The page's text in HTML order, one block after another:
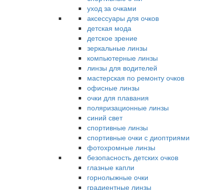
уход за очками
аксессуары для очков
детская мода
детское зрение
зеркальные линзы
компьютерные линзы
линзы для водителей
мастерская по ремонту очков
офисные линзы
очки для плавания
поляризационные линзы
синий свет
спортивные линзы
спортивные очки с диоптриями
фотохромные линзы
безопасность детских очков
глазные капли
горнолыжные очки
градиентные линзы